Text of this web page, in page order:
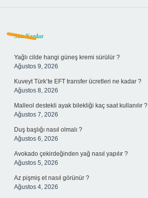
Sidebar
Son Yazılar
Yağlı cilde hangi güneş kremi sürülür ?
Ağustos 9, 2026
Kuveyt Türk’te EFT transfer ücretleri ne kadar ?
Ağustos 8, 2026
Malleol destekli ayak bilekliği kaç saat kullanılır ?
Ağustos 7, 2026
Duş başlığı nasıl olmalı ?
Ağustos 6, 2026
Avokado çekirdeğinden yağ nasıl yapılır ?
Ağustos 5, 2026
Az pişmiş et nasıl görünür ?
Ağustos 4, 2026